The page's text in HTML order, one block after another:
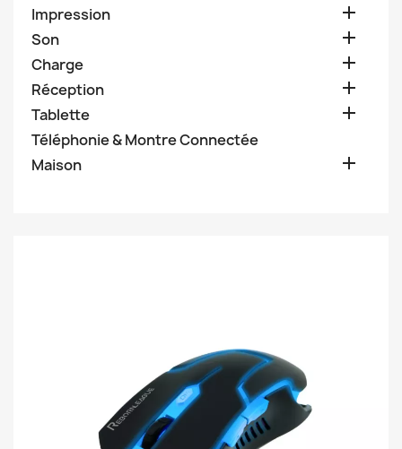
Impression 
Son 
Charge 
Réception 
Tablette 
Téléphonie & Montre Connectée
Maison
